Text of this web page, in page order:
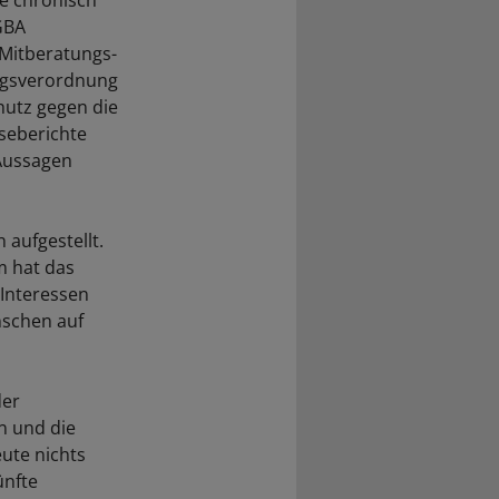
gegen die
aufgestellt.
hat das
auf
und die
nichts